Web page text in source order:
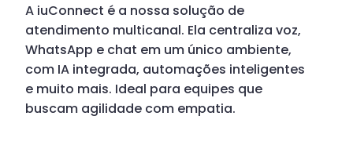
A iuConnect é a nossa solução de
atendimento multicanal. Ela centraliza voz,
WhatsApp e chat em um único ambiente,
com IA integrada, automações inteligentes
e muito mais. Ideal para equipes que
buscam agilidade com empatia.